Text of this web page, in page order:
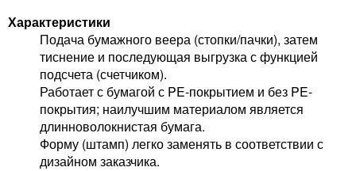
Характеристики
Подача бумажного веера (стопки/пачки), затем
тиснение и последующая выгрузка с функцией
подсчета (счетчиком).
Работает с бумагой с PE-покрытием и без PE-
покрытия; наилучшим материалом является
длинноволокнистая бумага.
Форму (штамп) легко заменять в соответствии с
дизайном заказчика.